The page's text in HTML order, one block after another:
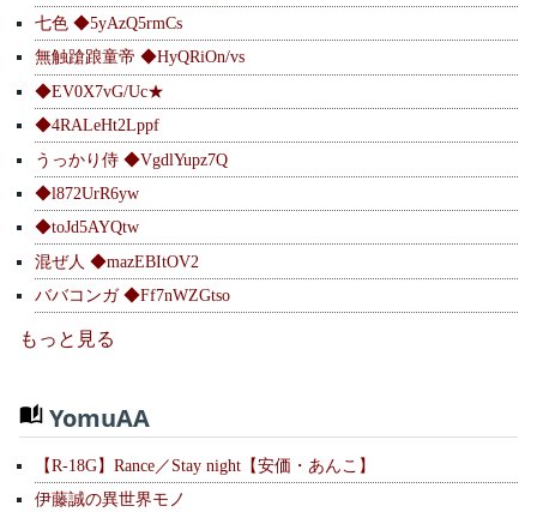
七色 ◆5yAzQ5rmCs
無触蹌踉童帝 ◆HyQRiOn/vs
◆EV0X7vG/Uc★
◆4RALeHt2Lppf
うっかり侍 ◆VgdlYupz7Q
◆l872UrR6yw
◆toJd5AYQtw
混ぜ人 ◆mazEBItOV2
ババコンガ ◆Ff7nWZGtso
もっと見る
YomuAA
【R-18G】Rance／Stay night【安価・あんこ】
伊藤誠の異世界モノ